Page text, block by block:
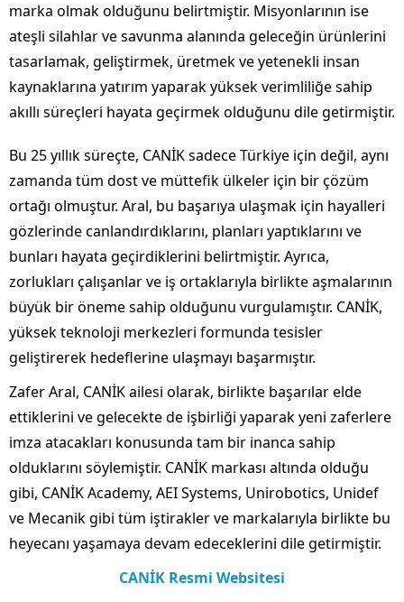
marka olmak olduğunu belirtmiştir. Misyonlarının ise
ateşli silahlar ve savunma alanında geleceğin ürünlerini
tasarlamak, geliştirmek, üretmek ve yetenekli insan
kaynaklarına yatırım yaparak yüksek verimliliğe sahip
akıllı süreçleri hayata geçirmek olduğunu dile getirmiştir.
Bu 25 yıllık süreçte, CANİK sadece Türkiye için değil, aynı
zamanda tüm dost ve müttefik ülkeler için bir çözüm
ortağı olmuştur. Aral, bu başarıya ulaşmak için hayalleri
gözlerinde canlandırdıklarını, planları yaptıklarını ve
bunları hayata geçirdiklerini belirtmiştir. Ayrıca,
zorlukları çalışanlar ve iş ortaklarıyla birlikte aşmalarının
büyük bir öneme sahip olduğunu vurgulamıştır. CANİK,
yüksek teknoloji merkezleri formunda tesisler
geliştirerek hedeflerine ulaşmayı başarmıştır.
Zafer Aral, CANİK ailesi olarak, birlikte başarılar elde
ettiklerini ve gelecekte de işbirliği yaparak yeni zaferlere
imza atacakları konusunda tam bir inanca sahip
olduklarını söylemiştir. CANİK markası altında olduğu
gibi, CANİK Academy, AEI Systems, Unirobotics, Unidef
ve Mecanik gibi tüm iştirakler ve markalarıyla birlikte bu
heyecanı yaşamaya devam edeceklerini dile getirmiştir.
CANİK Resmi Websitesi